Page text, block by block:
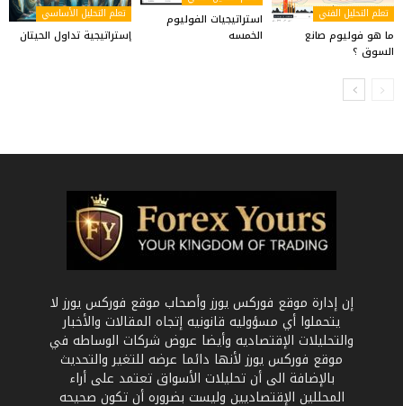
تعلم التحليل الأساسي
إستراتيجية تداول الحيتان
استراتيجيات الفوليوم
الخمسه
تعلم التحليل الفني
ما هو فوليوم صانع
السوق ؟
إن إدارة موقع فوركس يورز وأصحاب موقع فوركس يورز لا
يتحملوا أي مسؤوليه قانونيه إتجاه المقالات والأخبار
والتحليلات الإقتصاديه وأيضا عروض شركات الوساطه في
موقع فوركس يورز لأنها دائما عرضه للتغير والتحديث
بالإضافة الى أن تحليلات الأسواق تعتمد على أراء
المحللين الإقتصاديين وليست بضروره أن تكون صحيحه